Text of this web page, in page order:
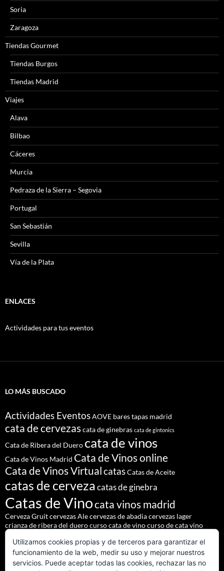
Soria
Zaragoza
Tiendas Gourmet
Tiendas Burgos
Tiendas Madrid
Viajes
Alava
Bilbao
Cáceres
Murcia
Pedraza de la Sierra – Segovia
Portugal
San Sebastián
Sevilla
Vía de la Plata
ENLACES
Actividades para tus eventos
LO MÁS BUSCADO
Actividades EventosAOVE bares tapas madrid
cata de cervezascata de ginebras cata de gintonics
Cata de Ribera del Duero cata de vinos
Cata de Vinos Madrid Cata de Vinos online
Cata de Vinos VirtualcatasCatas de Aceite
catas de cervezacatas de ginebra
Catas de Vinocata vinos madrid
Cerveza Gruitcervezas Alecervezas de abadiacervezas lager
crianza de ribera del duerocurso cata de vinocurso de cata vino
Denominación de Origen Ribera del Duero
eventos de autoreventos madrid Godello lúpulo
martueMESÓN DEL CID Nacho Terolpilsner urquell
Utilizamos cookies propias y de terceros para garantizar el
funcionamiento de la web, medir su uso y mejorar nuestros
servicios. Puede aceptar todas las cookies, rechazar las no